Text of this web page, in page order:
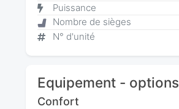
Puissance
Nombre de sièges
N° d'unité
Equipement - options
Confort